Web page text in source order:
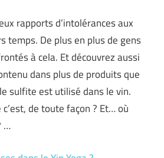
rapports d’intolérances aux
temps. De plus en plus de gens
à cela. Et découvrez aussi
dans plus de produits que
sulfite est utilisé dans le vin.
de toute façon ? Et… où
…